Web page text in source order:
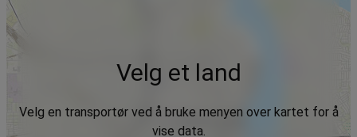
Velg et land
Velg en transportør ved å bruke menyen over kartet for å
vise data.